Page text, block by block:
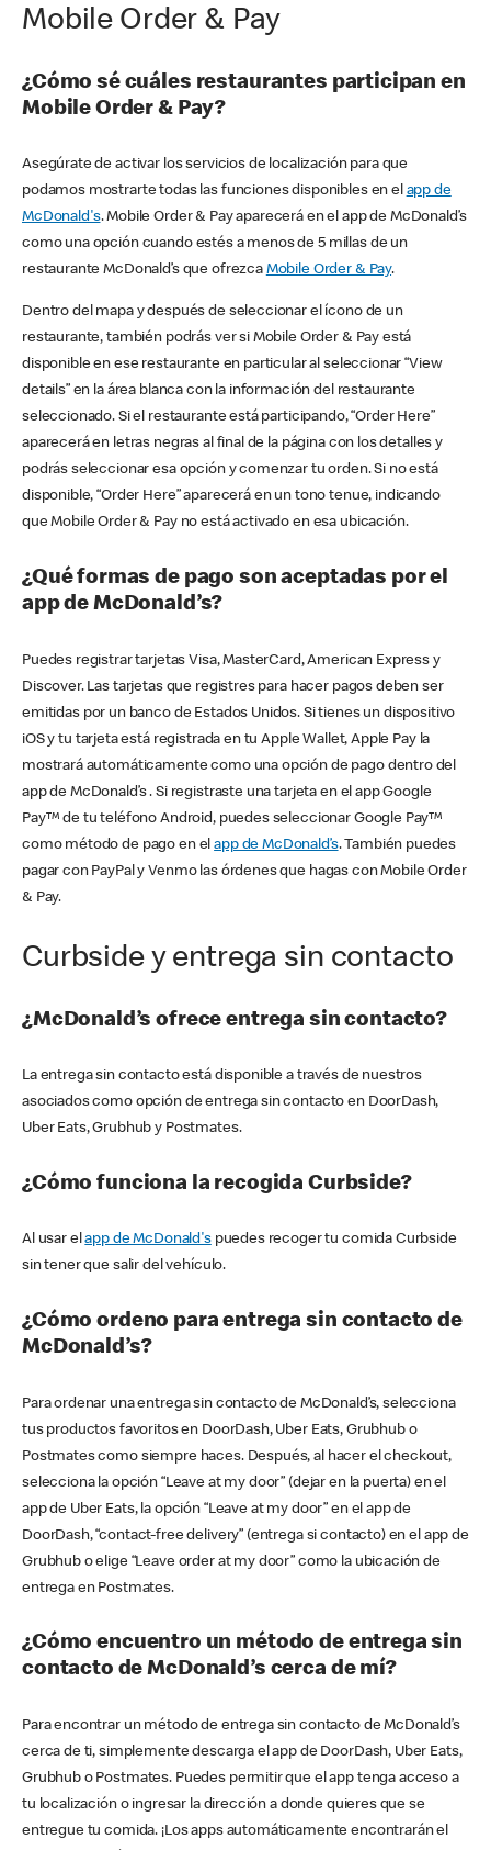
Mobile Order & Pay
¿Cómo sé cuáles restaurantes participan en
Mobile Order & Pay?
Asegúrate de activar los servicios de localización para que
podamos mostrarte todas las funciones disponibles en el app de
McDonald's. Mobile Order & Pay aparecerá en el app de McDonald’s
como una opción cuando estés a menos de 5 millas de un
restaurante McDonald’s que ofrezca Mobile Order & Pay.
Dentro del mapa y después de seleccionar el ícono de un
restaurante, también podrás ver si Mobile Order & Pay está
disponible en ese restaurante en particular al seleccionar “View
details” en la área blanca con la información del restaurante
seleccionado. Si el restaurante está participando, “Order Here”
aparecerá en letras negras al final de la página con los detalles y
podrás seleccionar esa opción y comenzar tu orden. Si no está
disponible, “Order Here” aparecerá en un tono tenue, indicando
que Mobile Order & Pay no está activado en esa ubicación.
¿Qué formas de pago son aceptadas por el
app de McDonald’s?
Puedes registrar tarjetas Visa, MasterCard, American Express y
Discover. Las tarjetas que registres para hacer pagos deben ser
emitidas por un banco de Estados Unidos. Si tienes un dispositivo
iOS y tu tarjeta está registrada en tu Apple Wallet, Apple Pay la
mostrará automáticamente como una opción de pago dentro del
app de McDonald’s . Si registraste una tarjeta en el app Google
Pay™ de tu teléfono Android, puedes seleccionar Google Pay™
como método de pago en elapp de McDonald’s. También puedes
pagar con PayPal y Venmo las órdenes que hagas con Mobile Order
& Pay.
Curbside y entrega sin contacto
¿McDonald’s ofrece entrega sin contacto?
La entrega sin contacto está disponible a través de nuestros
asociados como opción de entrega sin contacto en DoorDash,
Uber Eats, Grubhub y Postmates.
¿Cómo funciona la recogida Curbside?
Al usar elapp de McDonald'spuedes recoger tu comida Curbside
sin tener que salir del vehículo.
¿Cómo ordeno para entrega sin contacto de
McDonald’s?
Para ordenar una entrega sin contacto de McDonald’s, selecciona
tus productos favoritos en DoorDash, Uber Eats, Grubhub o
Postmates como siempre haces. Después, al hacer el checkout,
selecciona la opción “Leave at my door” (dejar en la puerta) en el
app de Uber Eats, la opción “Leave at my door” en el app de
DoorDash, “contact-free delivery” (entrega si contacto) en el app de
Grubhub o elige “Leave order at my door” como la ubicación de
entrega en Postmates.
¿Cómo encuentro un método de entrega sin
contacto de McDonald’s cerca de mí?
Para encontrar un método de entrega sin contacto de McDonald’s
cerca de ti, simplemente descarga el app de DoorDash, Uber Eats,
Grubhub o Postmates. Puedes permitir que el app tenga acceso a
tu localización o ingresar la dirección a donde quieres que se
entregue tu comida. ¡Los apps automáticamente encontrarán el